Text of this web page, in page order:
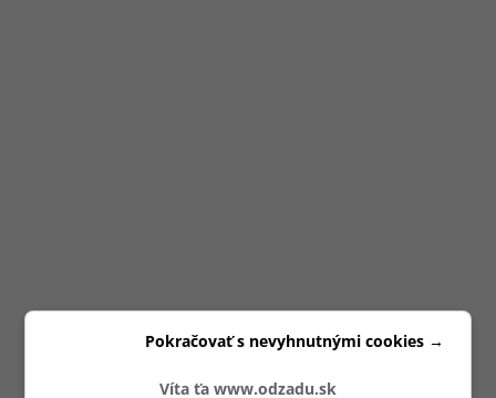
Víta ťa www.odzadu.sk
Pokračovať s nevyhnutnými cookies →